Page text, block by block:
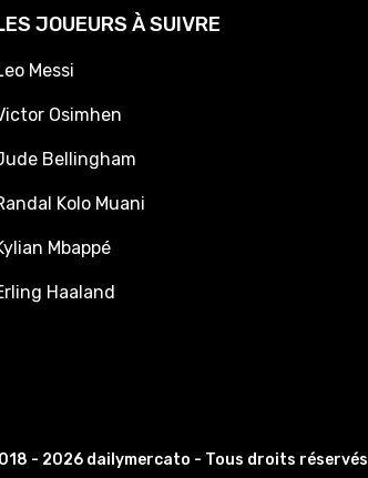
JOUEURS À SUIVRE
Messi
Osimhen
Bellingham
Kolo Muani
Mbappé
Haaland
- 2026 dailymercato - Tous droits réservés